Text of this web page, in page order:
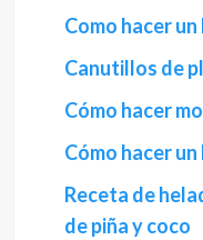
Como hacer
Canutillos de
Cómo hacer
Cómo hacer
Receta de
de piña y coco